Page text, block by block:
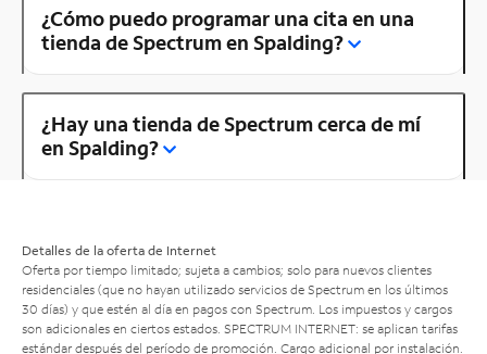
¿Cómo puedo programar una cita en una
tienda de Spectrum en Spalding?
¿Hay una tienda de Spectrum cerca de mí
en Spalding?
Detalles de la oferta de Internet
Oferta por tiempo limitado; sujeta a cambios; solo para nuevos clientes
residenciales (que no hayan utilizado servicios de Spectrum en los últimos
30 días) y que estén al día en pagos con Spectrum. Los impuestos y cargos
son adicionales en ciertos estados. SPECTRUM INTERNET: se aplican tarifas
estándar después del período de promoción. Cargo adicional por instalación.